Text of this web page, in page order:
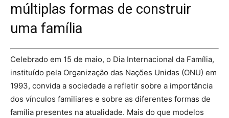
múltiplas formas de construir
uma família
Celebrado em 15 de maio, o Dia Internacional da Família,
instituído pela Organização das Nações Unidas (ONU) em
1993, convida a sociedade a refletir sobre a importância
dos vínculos familiares e sobre as diferentes formas de
família presentes na atualidade. Mais do que modelos